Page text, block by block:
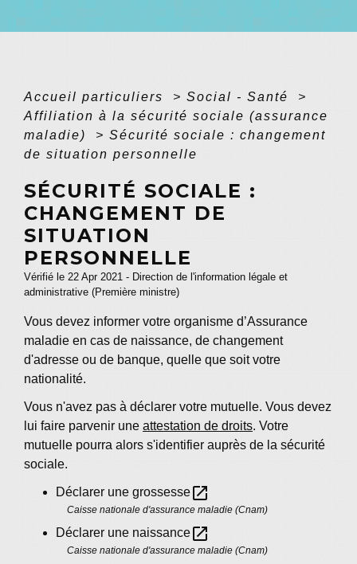
Accueil particuliers > Social - Santé
>
Affiliation à la sécurité sociale (assurance
maladie)
> Sécurité sociale : changement
de situation personnelle
SÉCURITÉ SOCIALE :
CHANGEMENT DE
SITUATION
PERSONNELLE
Vérifié le 22 Apr 2021 - Direction de l'information légale et
administrative (Première ministre)
Vous devez informer votre organisme d’Assurance
maladie en cas de naissance, de changement
d'adresse ou de banque, quelle que soit votre
nationalité.
Vous n'avez pas à déclarer votre mutuelle. Vous devez
lui faire parvenir une attestation de droits. Votre
mutuelle pourra alors s'identifier auprès de la sécurité
sociale.
Déclarer une grossesseopen_in_new
Caisse nationale d'assurance maladie (Cnam)
Déclarer une naissanceopen_in_new
Caisse nationale d'assurance maladie (Cnam)